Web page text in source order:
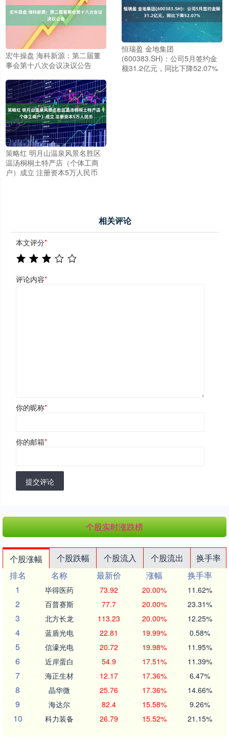
宏牛操盘 海科新源：第二届董
事会第十八次会议决议公告
恒瑞盈 金地集团
(600383.SH)：公司5月签约金
额31.2亿元，同比下降52.07%
策略红 明月山温泉风景名胜区
温汤桐桐土特产店（个体工商
户）成立 注册资本5万人民币
相关评论
本文评分*
评论内容*
你的昵称*
你的邮箱*
提交评论
个股实时涨跌榜
个股涨幅 个股跌幅 个股流入 个股流出
换手率
排名
名称 最新价 涨幅
换手率
1
毕得医药 73.92 20.00% 11.62%
2 百普赛斯 77.7 20.00% 23.31%
3 北方长龙 113.23 20.00% 12.25%
4 蓝盾光电 22.81 19.99% 0.58%
5 信濠光电 20.72 19.98% 11.95%
6 近岸蛋白 54.9 17.51% 11.39%
7 海正生材 12.17 17.36% 6.47%
8 晶华微 25.76 17.36% 14.66%
9 海达尔 82.4 15.58% 9.26%
10 科力装备 26.79 15.52% 21.15%